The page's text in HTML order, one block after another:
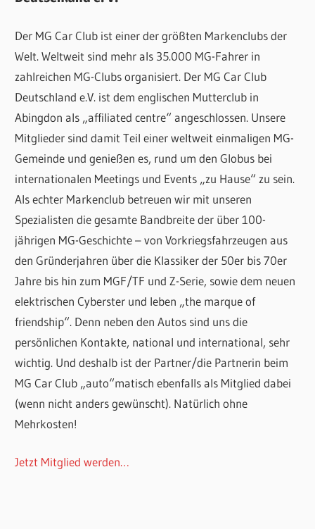
Der MG Car Club ist einer der größten Markenclubs der
Welt. Weltweit sind mehr als 35.000 MG-Fahrer in
zahlreichen MG-Clubs organisiert. Der MG Car Club
Deutschland e.V. ist dem englischen Mutterclub in
Abingdon als „affiliated centre“ angeschlossen. Unsere
Mitglieder sind damit Teil einer weltweit einmaligen MG-
Gemeinde und genießen es, rund um den Globus bei
internationalen Meetings und Events „zu Hause“ zu sein.
Als echter Markenclub betreuen wir mit unseren
Spezialisten die gesamte Bandbreite der über 100-
jährigen MG-Geschichte – von Vorkriegsfahrzeugen aus
den Gründerjahren über die Klassiker der 50er bis 70er
Jahre bis hin zum MGF/TF und Z-Serie, sowie dem neuen
elektrischen Cyberster und leben „the marque of
friendship“. Denn neben den Autos sind uns die
persönlichen Kontakte, national und international, sehr
wichtig. Und deshalb ist der Partner/die Partnerin beim
MG Car Club „auto“matisch ebenfalls als Mitglied dabei
(wenn nicht anders gewünscht). Natürlich ohne
Mehrkosten!
Jetzt Mitglied werden…